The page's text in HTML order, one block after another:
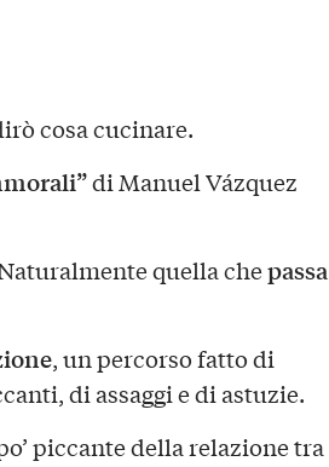
cosa cucinare.
di Manuel Vázquez
quella chepassa
, un percorso fatto di
di assaggi e di astuzie.
piccante della relazione tra